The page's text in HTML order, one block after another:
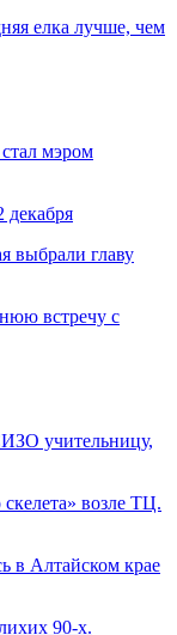
елка лучше, чем
мэром
декабря
выбрали главу
встречу с
учительницу,
возле ТЦ.
в Алтайском крае
90-х.